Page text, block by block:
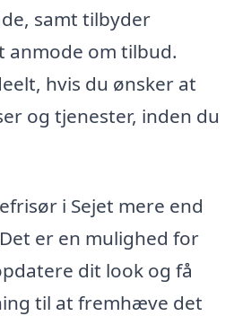
samt tilbyder
anmode om tilbud.
hvis du ønsker at
og tjenester, inden du
i Sejet mere end
er en mulighed for
dit look og få
til at fremhæve det